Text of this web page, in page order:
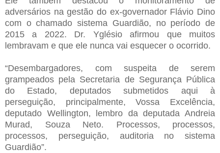
adversários na gestão do ex-governador Flávio Dino
com o chamado sistema Guardião, no período de
2015 a 2022. Dr. Yglésio afirmou que muitos
lembravam e que ele nunca vai esquecer o ocorrido.
“Desembargadores, com suspeita de serem
grampeados pela Secretaria de Segurança Pública
do Estado, deputados submetidos aqui à
perseguição, principalmente, Vossa Excelência,
deputado Wellington, lembro da deputada Andreia
Murad, Souza Neto. Processos, processos,
processos, perseguição, auditoria no sistema
Guardião”.